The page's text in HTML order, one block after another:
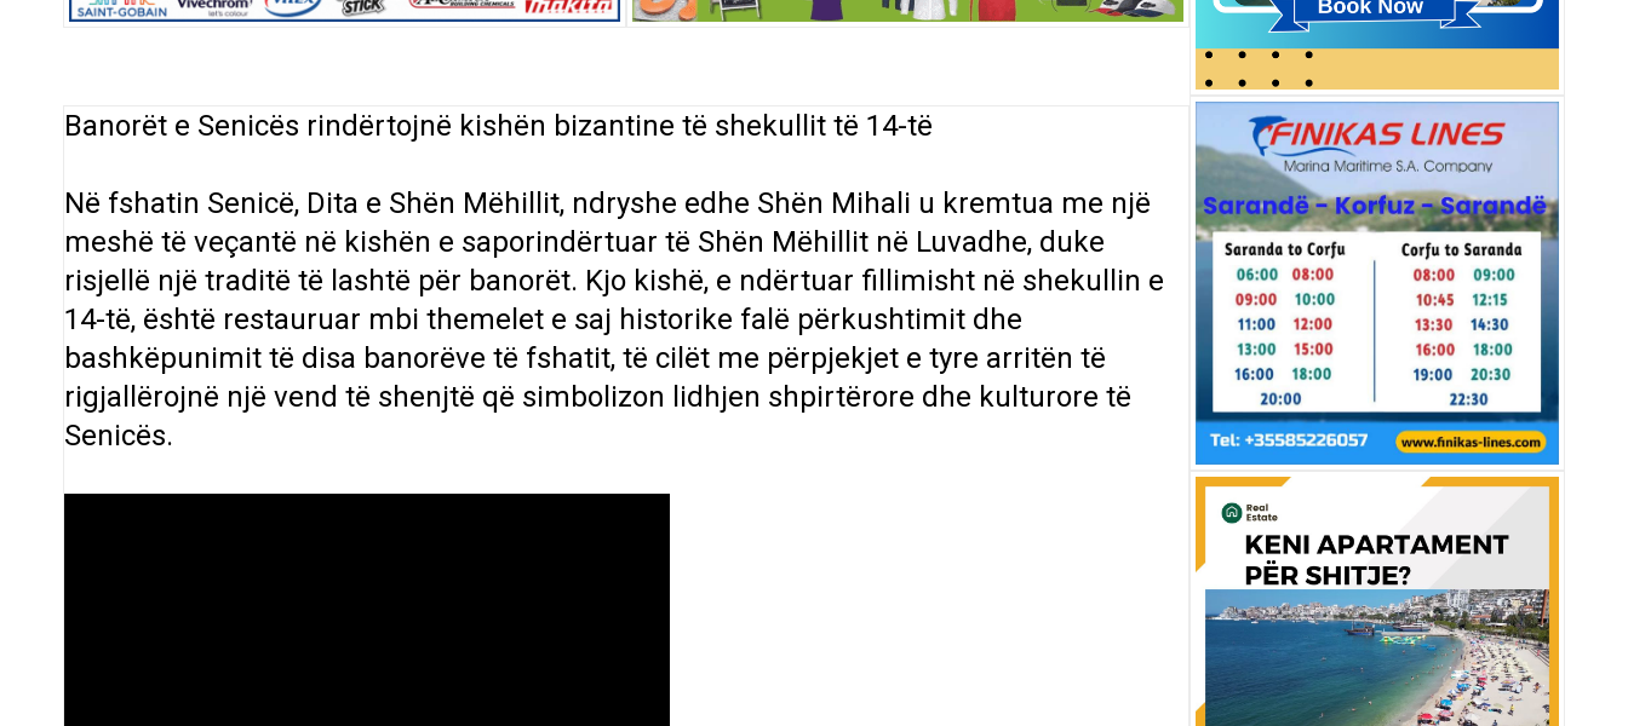
Banorët e Senicës rindërtojnë kishën bizantine të shekullit të 14-të
Në fshatin Senicë, Dita e Shën Mëhillit, ndryshe edhe Shën Mihali u kremtua me një
meshë të veçantë në kishën e saporindërtuar të Shën Mëhillit në Luvadhe, duke
risjellë një traditë të lashtë për banorët. Kjo kishë, e ndërtuar fillimisht në shekullin e
14-të, është restauruar mbi themelet e saj historike falë përkushtimit dhe
bashkëpunimit të disa banorëve të fshatit, të cilët me përpjekjet e tyre arritën të
rigjallërojnë një vend të shenjtë që simbolizon lidhjen shpirtërore dhe kulturore të
Senicës.